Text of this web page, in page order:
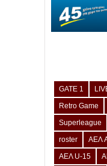
GATE 1
Retro Game
Superleague
roster
ΑΕΛ
ΑΕΛ U-15